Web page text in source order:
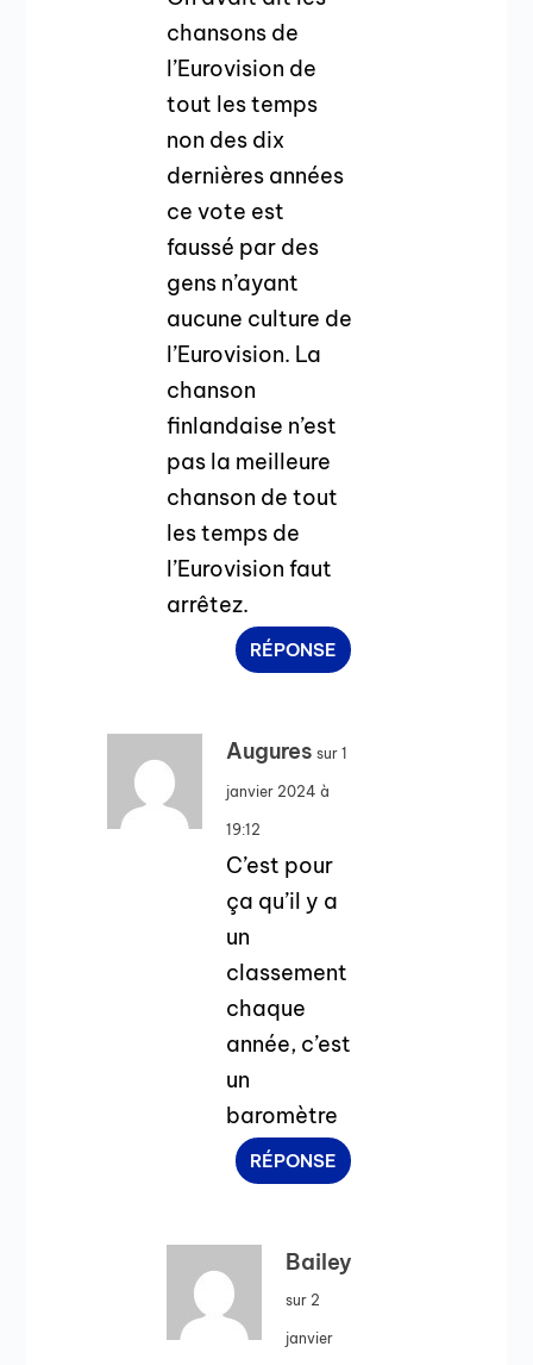
chansons de
l’Eurovision de
tout les temps
non des dix
dernières années
ce vote est
faussé par des
gens n’ayant
aucune culture de
l’Eurovision. La
chanson
finlandaise n’est
pas la meilleure
chanson de tout
les temps de
l’Eurovision faut
arrêtez.
RÉPONSE
Augures sur 1
janvier 2024 à
19:12
C’est pour
ça qu’il y a
un
classement
chaque
année, c’est
un
baromètre
RÉPONSE
Bailey
sur 2
janvier